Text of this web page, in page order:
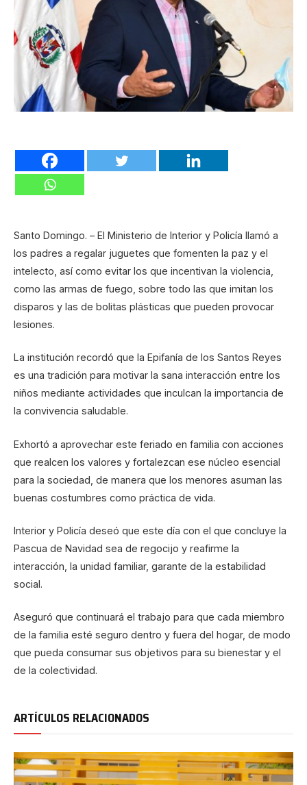
Santo Domingo. – El Ministerio de Interior y Policía llamó a
los padres a regalar juguetes que fomenten la paz y el
intelecto, así como evitar los que incentivan la violencia,
como las armas de fuego, sobre todo las que imitan los
disparos y las de bolitas plásticas que pueden provocar
lesiones.
La institución recordó que la Epifanía de los Santos Reyes
es una tradición para motivar la sana interacción entre los
niños mediante actividades que inculcan la importancia de
la convivencia saludable.
Exhortó a aprovechar este feriado en familia con acciones
que realcen los valores y fortalezcan ese núcleo esencial
para la sociedad, de manera que los menores asuman las
buenas costumbres como práctica de vida.
Interior y Policía deseó que este día con el que concluye la
Pascua de Navidad sea de regocijo y reafirme la
interacción, la unidad familiar, garante de la estabilidad
social.
Aseguró que continuará el trabajo para que cada miembro
de la familia esté seguro dentro y fuera del hogar, de modo
que pueda consumar sus objetivos para su bienestar y el
de la colectividad.
ARTÍCULOS RELACIONADOS